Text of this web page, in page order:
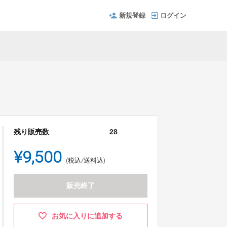
新規登録 ログイン
残り販売数 28
¥9,500 (税込/送料込)
販売終了
お気に入りに追加する